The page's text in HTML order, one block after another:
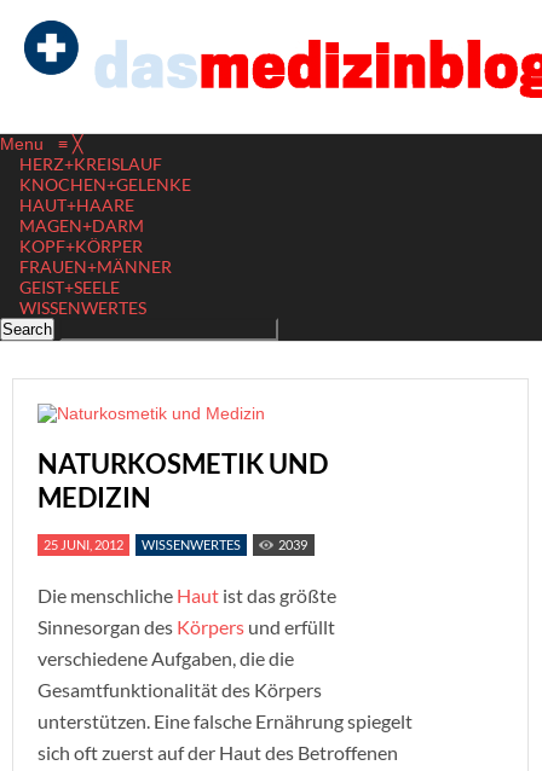
Menu ≡ ╳
HERZ+KREISLAUF
KNOCHEN+GELENKE
HAUT+HAARE
MAGEN+DARM
KOPF+KÖRPER
FRAUEN+MÄNNER
GEIST+SEELE
WISSENWERTES
NATURKOSMETIK UND
MEDIZIN
25 JUNI, 2012 WISSENWERTES 2039
Die menschliche Haut ist das größte
Sinnesorgan des Körpers und erfüllt
verschiedene Aufgaben, die die
Gesamtfunktionalität des Körpers
unterstützen. Eine falsche Ernährung spiegelt
sich oft zuerst auf der Haut des Betroffenen